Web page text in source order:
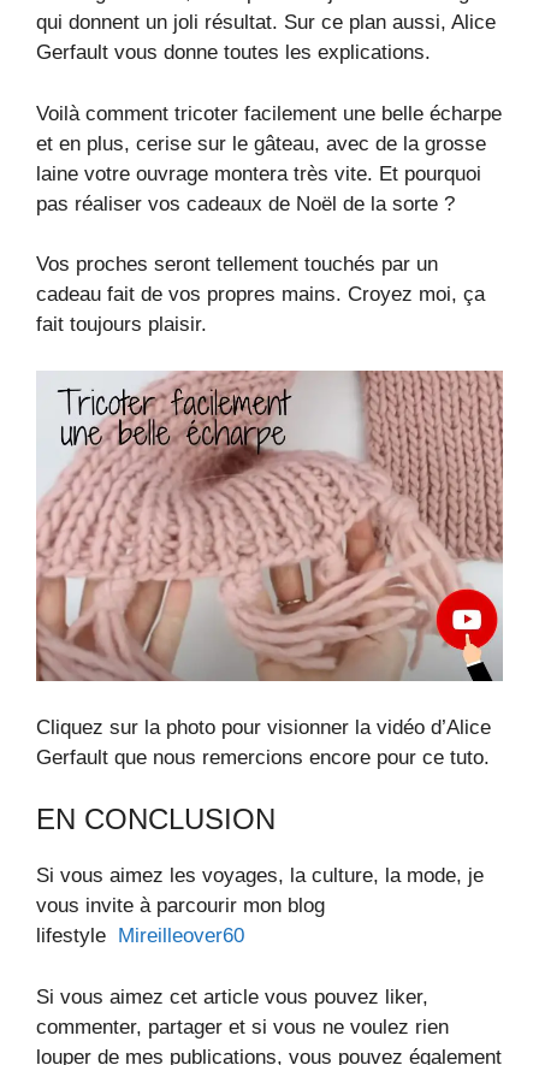
qui donnent un joli résultat. Sur ce plan aussi, Alice
Gerfault vous donne toutes les explications.
Voilà comment tricoter facilement une belle écharpe
et en plus, cerise sur le gâteau, avec de la grosse
laine votre ouvrage montera très vite. Et pourquoi
pas réaliser vos cadeaux de Noël de la sorte ?
Vos proches seront tellement touchés par un
cadeau fait de vos propres mains. Croyez moi, ça
fait toujours plaisir.
Cliquez sur la photo pour visionner la vidéo d’Alice
Gerfault que nous remercions encore pour ce tuto.
EN CONCLUSION
Si vous aimez les voyages, la culture, la mode, je
vous invite à parcourir mon blog
lifestyle
Mireilleover60
Si vous aimez cet article vous pouvez liker,
commenter, partager et si vous ne voulez rien
louper de mes publications, vous pouvez également